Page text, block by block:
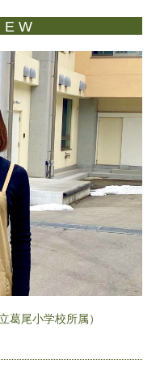
葛尾小学校所属）